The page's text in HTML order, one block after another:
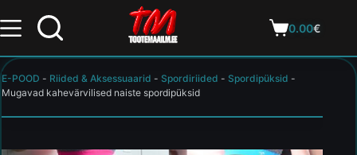
0.00€
E-POOD - Riided & Aksessuaarid - Spordiriided - Spordipüksid -
Mugavad kahevärvilised naiste spordipüksid